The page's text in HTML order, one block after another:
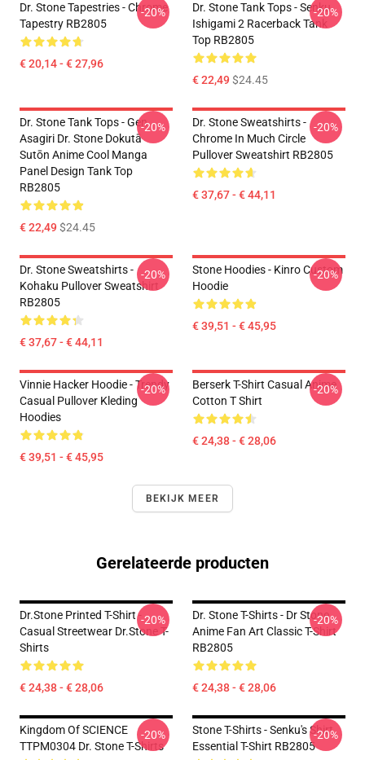
Dr. Stone Tapestries - Chrome
Tapestry RB2805
€ 20,14 - € 27,96
-20%
Dr. Stone Tank Tops - Senku
Ishigami 2 Racerback Tank
Top RB2805
€ 22,49$24.45
-20%
Dr. Stone Tank Tops - Gen
Asagiri Dr. Stone Dokutā
Sutōn Anime Cool Manga
Panel Design Tank Top
RB2805
€ 22,49$24.45
-20%
Dr. Stone Sweatshirts -
Chrome In Much Circle
Pullover Sweatshirt RB2805
€ 37,67 - € 44,11
-20%
Dr. Stone Sweatshirts -
Kohaku Pullover Sweatshirt
RB2805
€ 37,67 - € 44,11
-20%
Stone Hoodies - Kinro Custom
Hoodie
€ 39,51 - € 45,95
-20%
Vinnie Hacker Hoodie - Trendy
Casual Pullover Kleding
Hoodies
€ 39,51 - € 45,95
-20%
Berserk T-Shirt Casual Anime
Cotton T Shirt
€ 24,38 - € 28,06
-20%
BEKIJK MEER
Gerelateerde producten
Dr.Stone Printed T-Shirt -
Casual Streetwear Dr.Stone T-
Shirts
€ 24,38 - € 28,06
-20%
Dr. Stone T-Shirts - Dr Stone
Anime Fan Art Classic T-Shirt
RB2805
€ 24,38 - € 28,06
-20%
Kingdom Of SCIENCE
TTPM0304 Dr. Stone T-Shirts
-20%
Stone T-Shirts - Senku's Shirt
Essential T-Shirt RB2805
-20%